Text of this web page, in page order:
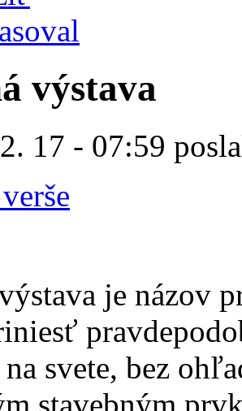
výstava
17 - 07:59
je názov
svete, bez
stavebným